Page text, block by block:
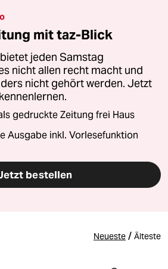
mit taz-Blick
jeden Samstag
nicht allen recht macht und
nicht gehört werden. Jetzt
gedruckte Zeitung frei Haus
Ausgabe inkl. Vorlesefunktion
bestellen
Neueste / Älteste